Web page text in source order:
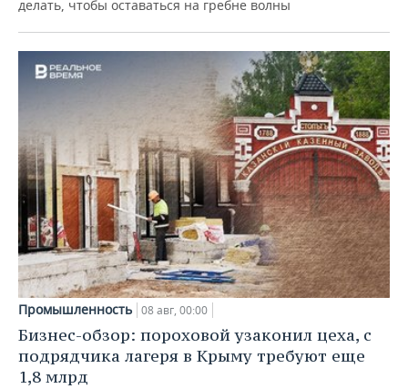
делать, чтобы оставаться на гребне волны
Промышленность 08 авг, 00:00
Бизнес-обзор: пороховой узаконил цеха, с
подрядчика лагеря в Крыму требуют еще
1,8 млрд